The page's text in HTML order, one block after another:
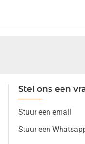
Stel ons een
Stuur een email
Stuur een